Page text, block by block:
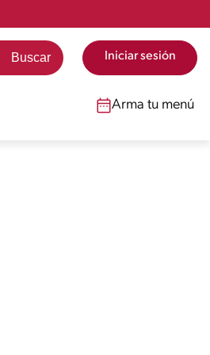
Iniciar sesión
Arma tu menú